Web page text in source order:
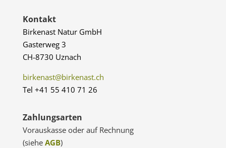
Kontakt
Birkenast Natur GmbH
Gasterweg 3
CH-8730 Uznach
birkenast@birkenast.ch
Tel +41 55 410 71 26
Zahlungsarten
Vorauskasse oder auf Rechnung
(siehe AGB)